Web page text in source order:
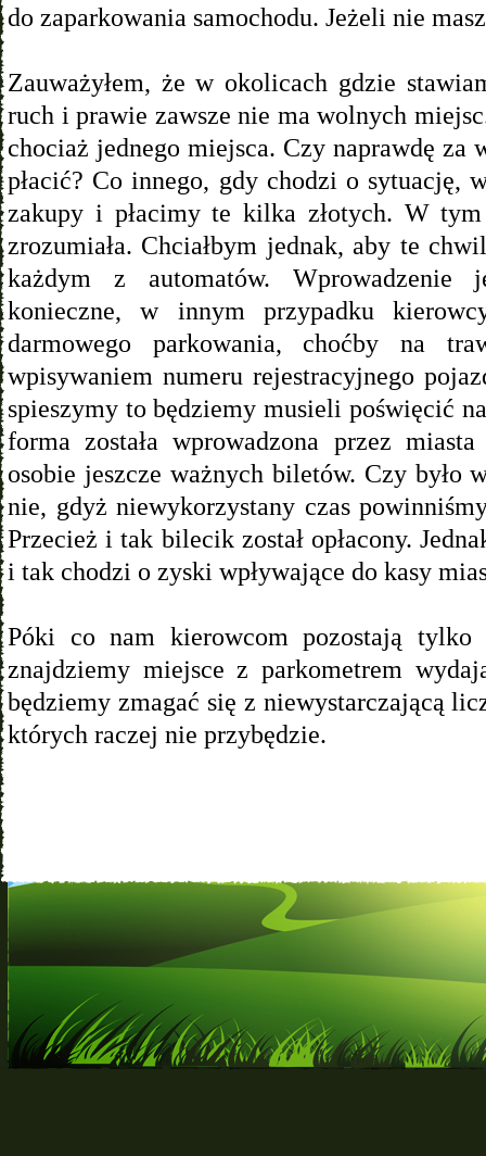
do zaparkowania samochodu. Jeżeli nie
Zauważyłem, że w okolicach gdzie
ruch i prawie zawsze nie ma wolnych
chociaż jednego miejsca. Czy naprawdę za
płacić? Co innego, gdy chodzi o sytuację,
zakupy i płacimy te kilka złotych. W
zrozumiała. Chciałbym jednak, aby te
każdym z automatów. Wprowadzenie
konieczne, w innym przypadku
darmowego parkowania, choćby na
wpisywaniem numeru rejestracyjnego
spieszymy to będziemy musieli poświęcić
forma została wprowadzona przez
osobie jeszcze ważnych biletów. Czy było
nie, gdyż niewykorzystany czas
Przecież i tak bilecik został opłacony.
i tak chodzi o zyski wpływające do kasy
Póki co nam kierowcom pozostają
znajdziemy miejsce z parkometrem
będziemy zmagać się z niewystarczającą
których raczej nie przybędzie.